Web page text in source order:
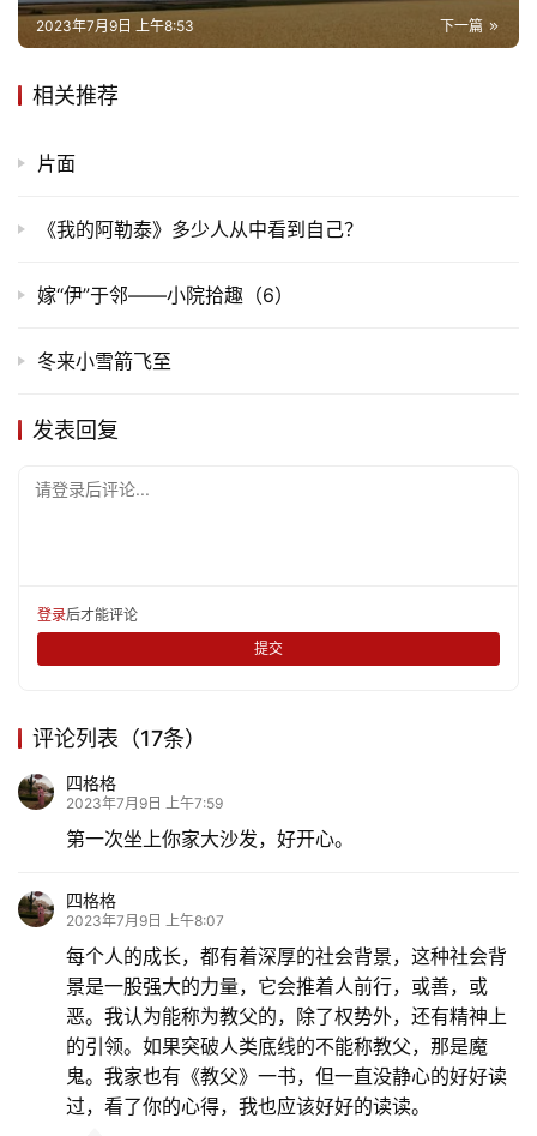
文
化
活
游
育
专
多
下一篇
2023年7月9日 上午8:53
相关推荐
片面
《我的阿勒泰》多少人从中看到自己？
嫁“伊”于邻——小院拾趣（6）
冬来小雪箭飞至
发表回复
请登录后评论...
登录后才能评论
提交
评论列表（17条）
四格格
2023年7月9日 上午7:59
第一次坐上你家大沙发，好开心。
四格格
2023年7月9日 上午8:07
每个人的成长，都有着深厚的社会背景，这种社会背
景是一股强大的力量，它会推着人前行，或善，或
恶。我认为能称为教父的，除了权势外，还有精神上
的引领。如果突破人类底线的不能称教父，那是魔
鬼。我家也有《教父》一书，但一直没静心的好好读
过，看了你的心得，我也应该好好的读读。